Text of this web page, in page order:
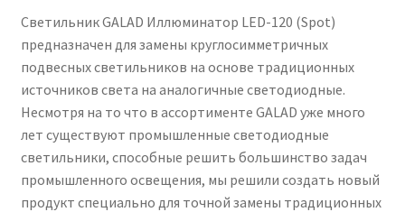
Политика конфиденциальности
Сертификаты
Таблица выбора вводного щитка
Светильник GALAD Иллюминатор LED-120 (Spot)
предназначен для замены круглосимметричных
подвесных светильников на основе традиционных
источников света на аналогичные светодиодные.
Несмотря на то что в ассортименте GALAD уже много
лет существуют промышленные светодиодные
светильники, способные решить большинство задач
промышленного освещения, мы решили создать новый
продукт специально для точной замены традиционных